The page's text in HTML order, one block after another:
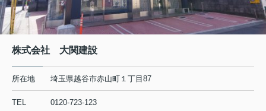
株式会社 大関建設
所在地 埼玉県越谷市赤山町１丁目87
TEL 0120-723-123